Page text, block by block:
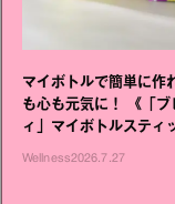
マイボトルで簡単に作
も心も元気に！ 《「ブ
ィ」マイボトルステ
いこと毎日》シリーズ
Wellness2026.7.27